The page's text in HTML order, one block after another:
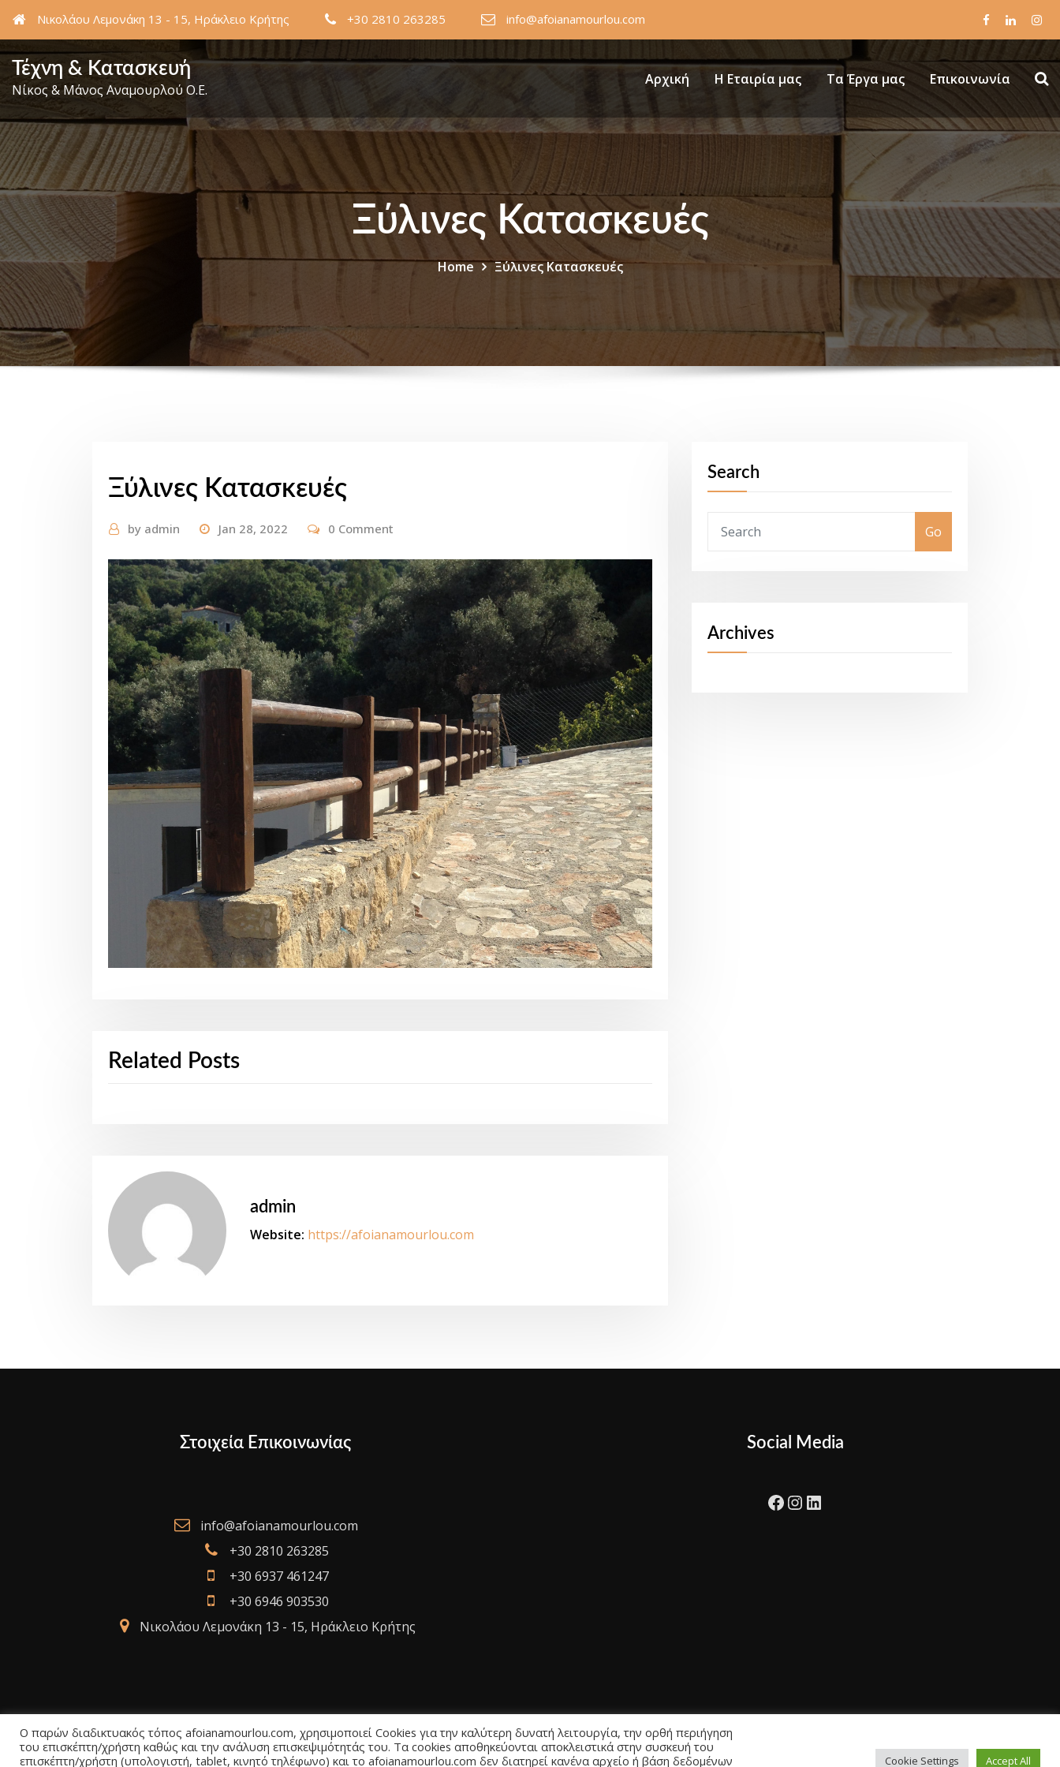
Νικολάου Λεμονάκη 13 - 15, Ηράκλειο Κρήτης +30 2810 263285 info@afoianamourlou.com
Τέχνη & Κατασκευή
Νίκος & Μάνος Αναμουρλού Ο.Ε.
Αρχική Η Εταιρία μας Τα Έργα μας Επικοινωνία
Ξύλινες Κατασκευές
Home Ξύλινες Κατασκευές
Ξύλινες Κατασκευές
by admin Jan 28, 2022 0 Comment
Related Posts
admin
Website: https://afoianamourlou.com
Search
Go
Archives
Στοιχεία Επικοινωνίας
info@afoianamourlou.com
+30 2810 263285
+30 6937 461247
+30 6946 903530
Νικολάου Λεμονάκη 13 - 15, Ηράκλειο Κρήτης
Social Media
Facebook
Instagram
LinkedIn
Ο παρών διαδικτυακός τόπος afoianamourlou.com, χρησιμοποιεί Cookies για την καλύτερη δυνατή λειτουργία, την ορθή περιήγηση
του επισκέπτη/χρήστη καθώς και την ανάλυση επισκεψιμότητάς του. Τα cookies αποθηκεύονται αποκλειστικά στην συσκευή του
επισκέπτη/χρήστη (υπολογιστή, tablet, κινητό τηλέφωνο) και το afoianamourlou.com δεν διατηρεί κανένα αρχείο ή βάση δεδομένων
Cookie Settings Accept All